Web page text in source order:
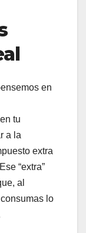
en
tu
a la
extra
“extra”
al
lo